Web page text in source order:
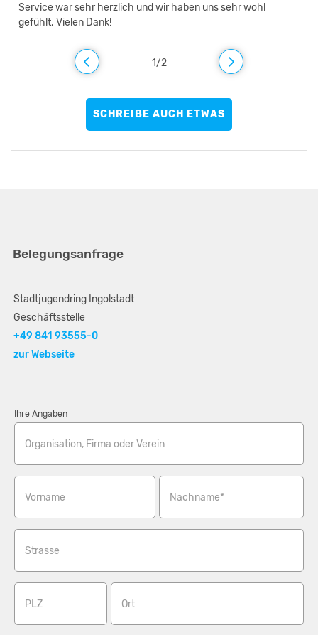
Service war sehr herzlich und wir haben uns sehr wohl
gefühlt. Vielen Dank!
1/2
SCHREIBE AUCH ETWAS
Belegungsanfrage
Stadtjugendring Ingolstadt
Geschäftsstelle
+49 841 93555-0
zur Webseite
Ihre Angaben
Organisation, Firma oder Verein
Vorname Nachname*
Strasse
PLZ Ort